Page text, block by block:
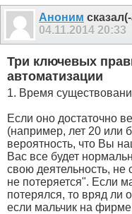
Аноним
04.11.2014 20:33
Три ключевых
автоматизации
1. Время
Если оно достаточно
(например, лет 20 или
вероятность, что Вы
Вас все будет
свою деятельность, не
не потеряется". Если
потерялся, то вряд ли
если мальчик на